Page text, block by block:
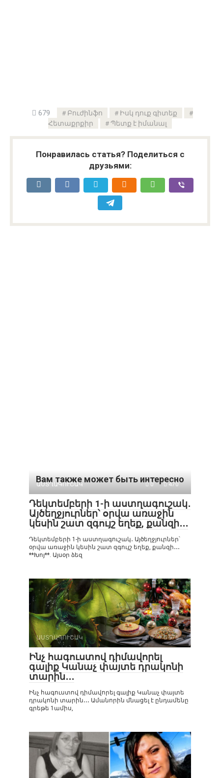
679 Բուժինֆո
Իսկ դուք գիտեք
Հետաքրքիր
Պետք է իմանալ
Понравилась статья? Поделиться с
друзьями:
Вам также может быть интересно
ԱՍՏՂԱԳՈՒՇԱԿ 0 470
Դեկտեմբերի 1-ի աստղագուշակ․
Այծեղջյուրներ՝ օրվա առաջին
կեսին շատ զգույշ եղեք, քանզի․․․
Դեկտեմբերի 1-ի աստղագուշակ․ Այծեղջյուրներ՝
օրվա առաջին կեսին շատ զգույշ եղեք, քանզի․․․
**Խոյ**. Այսօր ձեզ
ԱՍՏՂԱԳՈՒՇԱԿ 0 576
Ինչ հագուստով դիմավորել
գալիք Կանաչ փայտե դրակոնի
տարին․․․
Ինչ հագուստով դիմավորել գալիք Կանաչ փայտե
դրակոնի տարին․․․ Ամանորին մնացել է ընդամենը
գրեթե 1ամիս,